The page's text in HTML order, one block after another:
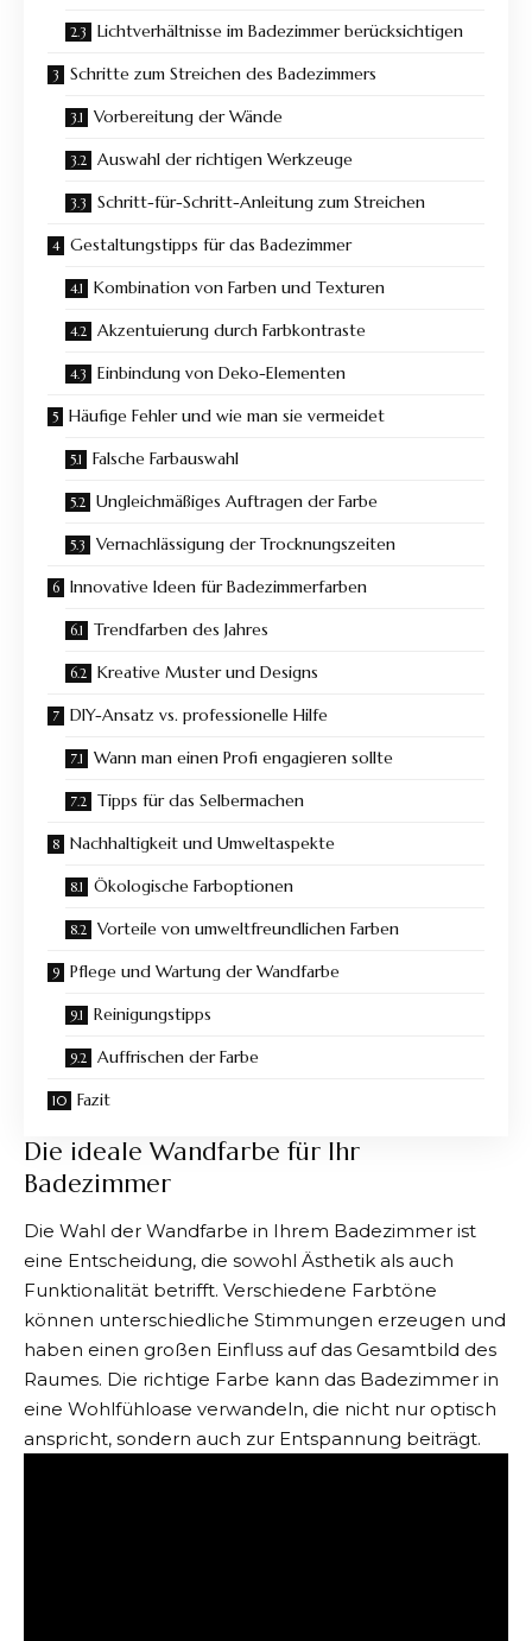
Lichtverhältnisse im Badezimmer berücksichtigen
Schritte zum Streichen des Badezimmers
Vorbereitung der Wände
Auswahl der richtigen Werkzeuge
Schritt-für-Schritt-Anleitung zum Streichen
Gestaltungstipps für das Badezimmer
Kombination von Farben und Texturen
Akzentuierung durch Farbkontraste
Einbindung von Deko-Elementen
Häufige Fehler und wie man sie vermeidet
Falsche Farbauswahl
Ungleichmäßiges Auftragen der Farbe
Vernachlässigung der Trocknungszeiten
Innovative Ideen für Badezimmerfarben
Trendfarben des Jahres
Kreative Muster und Designs
DIY-Ansatz vs. professionelle Hilfe
Wann man einen Profi engagieren sollte
Tipps für das Selbermachen
Nachhaltigkeit und Umweltaspekte
Ökologische Farboptionen
Vorteile von umweltfreundlichen Farben
Pflege und Wartung der Wandfarbe
Reinigungstipps
Auffrischen der Farbe
Fazit
Die ideale Wandfarbe für Ihr
Badezimmer
Die Wahl der Wandfarbe in Ihrem Badezimmer ist
eine Entscheidung, die sowohl Ästhetik als auch
Funktionalität betrifft. Verschiedene Farbtöne
können unterschiedliche Stimmungen erzeugen und
haben einen großen Einfluss auf das Gesamtbild des
Raumes. Die richtige Farbe kann das Badezimmer in
eine Wohlfühloase verwandeln, die nicht nur optisch
anspricht, sondern auch zur Entspannung beiträgt.